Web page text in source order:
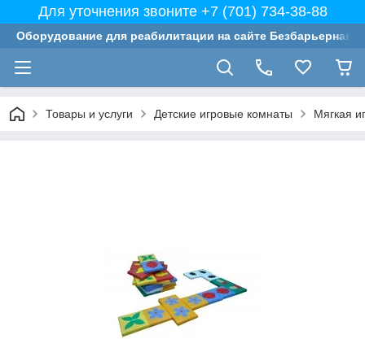
Для уточнения звоните +7 (701) 734-38-88
Оборудование для реабилитации на сайте Безбарьерная
Товары и услуги Детские игровые комнаты Мягкая